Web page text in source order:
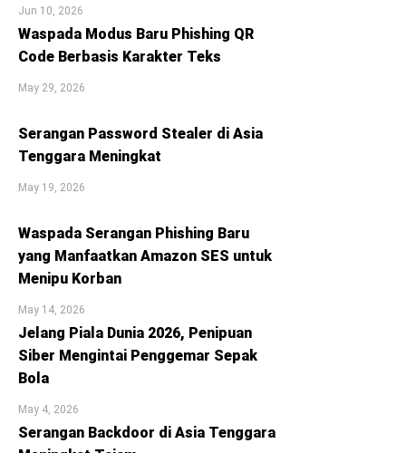
Jun 10, 2026
Waspada Modus Baru Phishing QR
Code Berbasis Karakter Teks
May 29, 2026
Serangan Password Stealer di Asia
Tenggara Meningkat
May 19, 2026
Waspada Serangan Phishing Baru
yang Manfaatkan Amazon SES untuk
Menipu Korban
May 14, 2026
Jelang Piala Dunia 2026, Penipuan
Siber Mengintai Penggemar Sepak
Bola
May 4, 2026
Serangan Backdoor di Asia Tenggara